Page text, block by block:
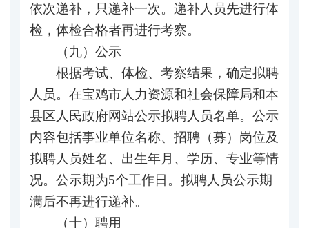
依次递补，只递补一次。递补人员先进行体
检，体检合格者再进行考察。
（九）公示
根据考试、体检、考察结果，确定拟聘
人员。在宝鸡市人力资源和社会保障局和本
县区人民政府网站公示拟聘人员名单。公示
内容包括事业单位名称、招聘（募）岗位及
拟聘人员姓名、出生年月、学历、专业等情
况。公示期为5个工作日。拟聘人员公示期
满后不再进行递补。
（十）聘用